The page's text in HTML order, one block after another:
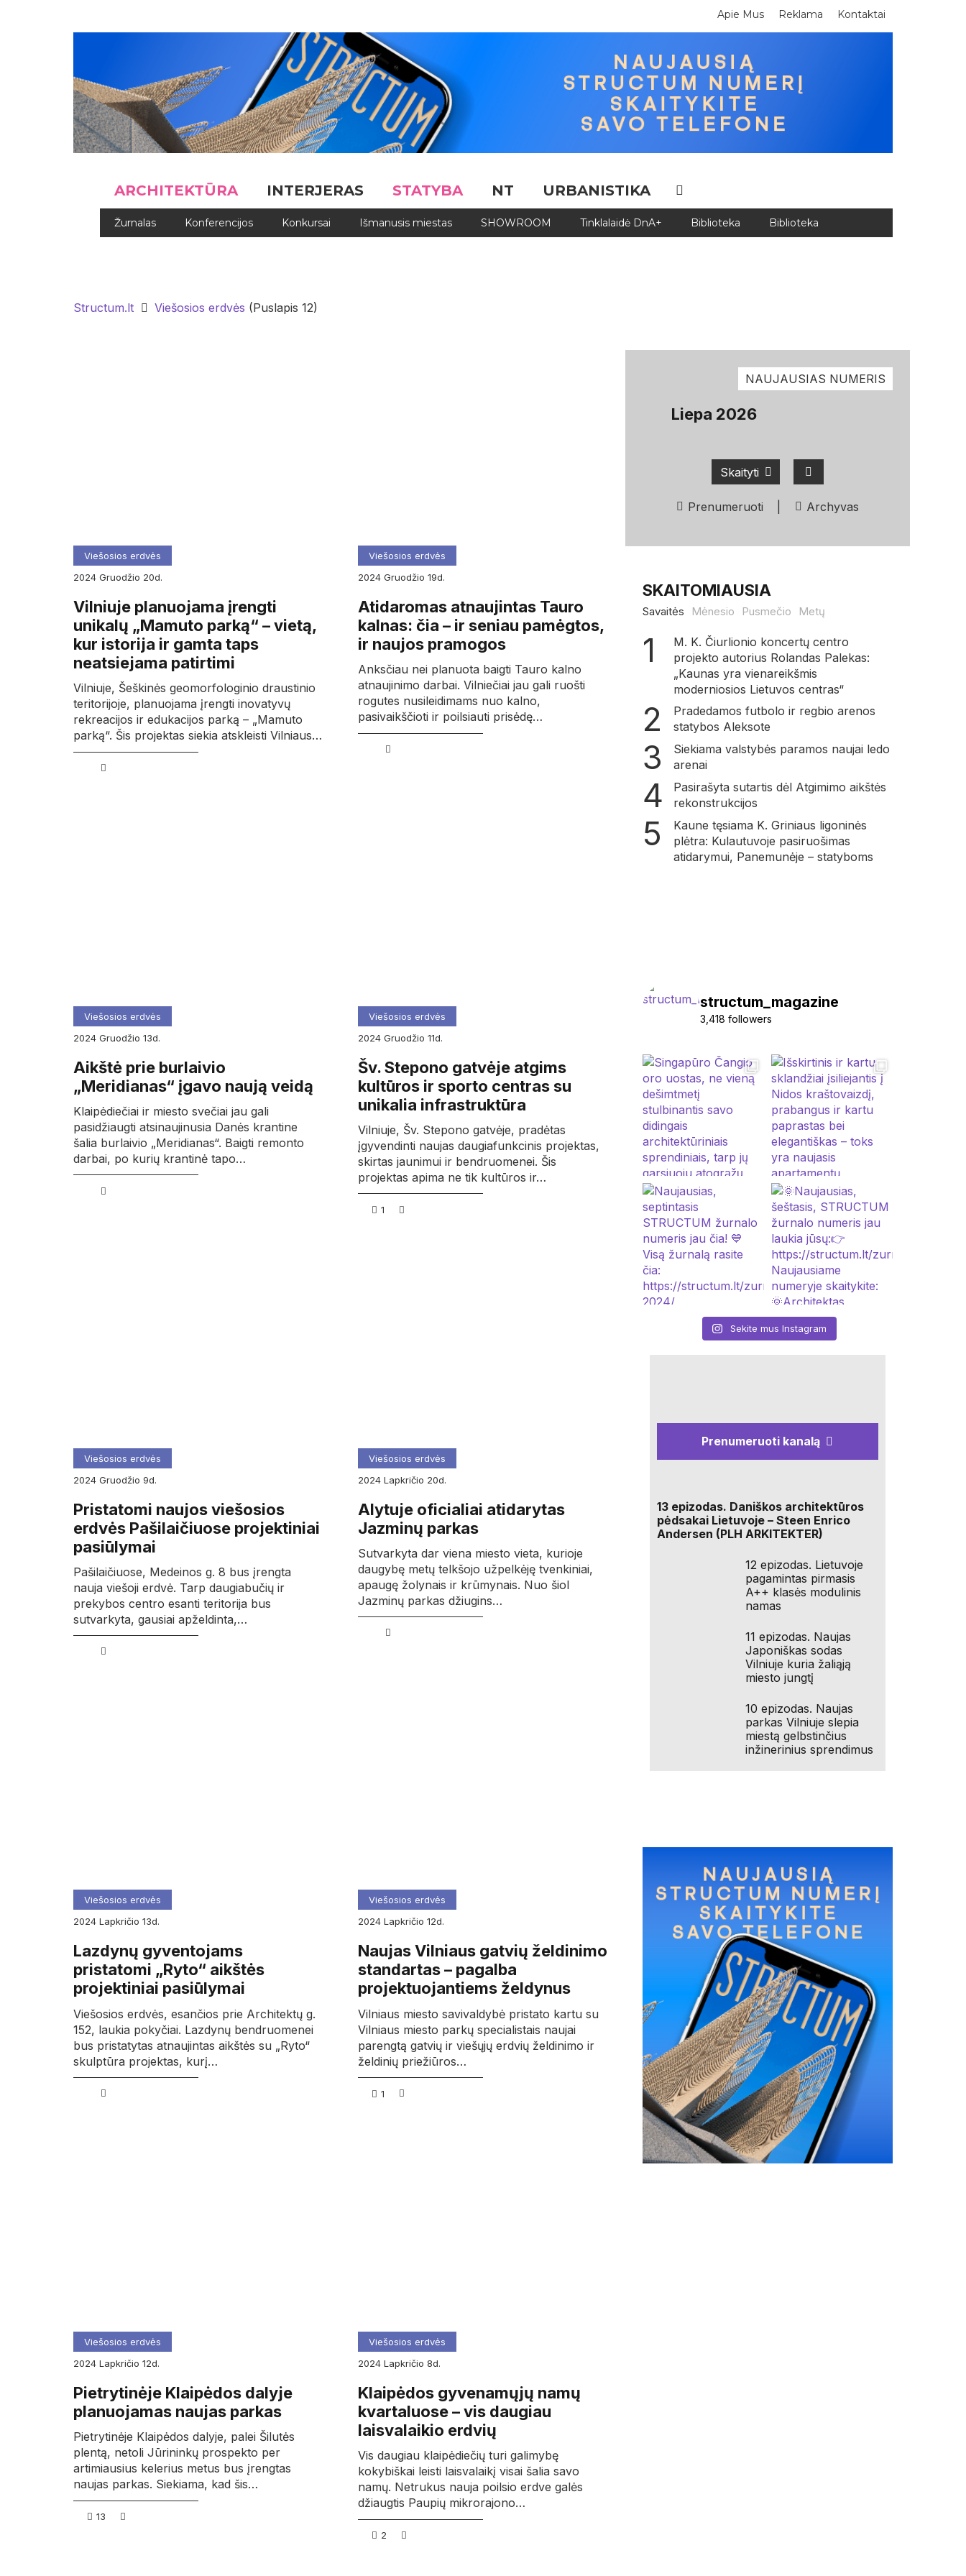
Apie Mus Reklama Kontaktai
ARCHITEKTŪRA INTERJERAS STATYBA NT URBANISTIKA
Žurnalas Konferencijos Konkursai Išmanusis miestas SHOWROOM Tinklalaidė DnA+ Biblioteka Biblioteka
Structum.lt Viešosios erdvės (Puslapis 12)
Viešosios erdvės
2024
gruodžio 20d.
Vilniuje planuojama įrengti
unikalų „Mamuto parką“ – vietą,
kur istorija ir gamta taps
neatsiejama patirtimi
Vilniuje, Šeškinės geomorfologinio draustinio
teritorijoje, planuojama įrengti inovatyvų
rekreacijos ir edukacijos parką – „Mamuto
parką“. Šis projektas siekia atskleisti Vilniaus…
Viešosios erdvės
2024
gruodžio 19d.
Atidaromas atnaujintas Tauro
kalnas: čia – ir seniau pamėgtos,
ir naujos pramogos
Anksčiau nei planuota baigti Tauro kalno
atnaujinimo darbai. Vilniečiai jau gali ruošti
rogutes nusileidimams nuo kalno,
pasivaikščioti ir poilsiauti prisėdę…
Viešosios erdvės
2024
gruodžio 13d.
Aikštė prie burlaivio
„Meridianas“ įgavo naują veidą
Klaipėdiečiai ir miesto svečiai jau gali
pasidžiaugti atsinaujinusia Danės krantine
šalia burlaivio „Meridianas“. Baigti remonto
darbai, po kurių krantinė tapo…
Viešosios erdvės
2024
gruodžio 11d.
Šv. Stepono gatvėje atgims
kultūros ir sporto centras su
unikalia infrastruktūra
Vilniuje, Šv. Stepono gatvėje, pradėtas
įgyvendinti naujas daugiafunkcinis projektas,
skirtas jaunimui ir bendruomenei. Šis
projektas apima ne tik kultūros ir…
1
Viešosios erdvės
2024
gruodžio 9d.
Pristatomi naujos viešosios
erdvės Pašilaičiuose projektiniai
pasiūlymai
Pašilaičiuose, Medeinos g. 8 bus įrengta
nauja viešoji erdvė. Tarp daugiabučių ir
prekybos centro esanti teritorija bus
sutvarkyta, gausiai apželdinta,…
Viešosios erdvės
2024
lapkričio 20d.
Alytuje oficialiai atidarytas
Jazminų parkas
Sutvarkyta dar viena miesto vieta, kurioje
daugybę metų telkšojo užpelkėję tvenkiniai,
apaugę žolynais ir krūmynais. Nuo šiol
Jazminų parkas džiugins…
Viešosios erdvės
2024
lapkričio 13d.
Lazdynų gyventojams
pristatomi „Ryto“ aikštės
projektiniai pasiūlymai
Viešosios erdvės, esančios prie Architektų g.
152, laukia pokyčiai. Lazdynų bendruomenei
bus pristatytas atnaujintas aikštės su „Ryto“
skulptūra projektas, kurį…
Viešosios erdvės
2024
lapkričio 12d.
Naujas Vilniaus gatvių želdinimo
standartas – pagalba
projektuojantiems želdynus
Vilniaus miesto savivaldybė pristato kartu su
Vilniaus miesto parkų specialistais naujai
parengtą gatvių ir viešųjų erdvių želdinimo ir
želdinių priežiūros…
1
Viešosios erdvės
2024
lapkričio 12d.
Pietrytinėje Klaipėdos dalyje
planuojamas naujas parkas
Pietrytinėje Klaipėdos dalyje, palei Šilutės
plentą, netoli Jūrininkų prospekto per
artimiausius kelerius metus bus įrengtas
naujas parkas. Siekiama, kad šis…
13
Viešosios erdvės
2024
lapkričio 8d.
Klaipėdos gyvenamųjų namų
kvartaluose – vis daugiau
laisvalaikio erdvių
Vis daugiau klaipėdiečių turi galimybę
kokybiškai leisti laisvalaikį visai šalia savo
namų. Netrukus nauja poilsio erdve galės
džiaugtis Paupių mikrorajono…
2
NAUJAUSIAS NUMERIS
Liepa 2026
Skaityti
Prenumeruoti Archyvas
SKAITOMIAUSIA
Savaitės Mėnesio Pusmečio Metų
M. K. Čiurlionio koncertų centro
projekto autorius Rolandas Palekas:
„Kaunas yra vienareikšmis
moderniosios Lietuvos centras“
Pradedamos futbolo ir regbio arenos
statybos Aleksote
Siekiama valstybės paramos naujai ledo
arenai
Pasirašyta sutartis dėl Atgimimo aikštės
rekonstrukcijos
Kaune tęsiama K. Griniaus ligoninės
plėtra: Kulautuvoje pasiruošimas
atidarymui, Panemunėje – statyboms
structum_magazine
3,418 followers
Sekite mus Instagram
Prenumeruoti kanalą
13 epizodas. Daniškos architektūros
pėdsakai Lietuvoje – Steen Enrico
Andersen (PLH ARKITEKTER)
12 epizodas. Lietuvoje
pagamintas pirmasis
A++ klasės modulinis
namas
11 epizodas. Naujas
Japoniškas sodas
Vilniuje kuria žaliąją
miesto jungtį
10 epizodas. Naujas
parkas Vilniuje slepia
miestą gelbstinčius
inžinerinius sprendimus